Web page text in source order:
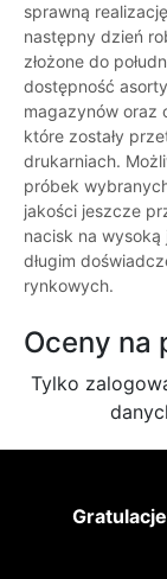
sprawną
następny dzień
złożone do
dostępność
magazynów oraz
które zostały
drukarniach.
próbek
jakości jeszcze
nacisk na wysoką
długim
rynkowych.
Oceny na
Tylko